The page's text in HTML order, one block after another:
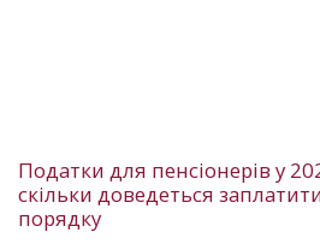
Податки для пенсіонерів у
скільки доведеться
порядку